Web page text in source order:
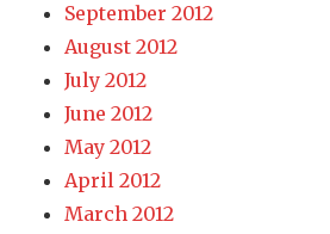
September 2012
August 2012
July 2012
June 2012
May 2012
April 2012
March 2012